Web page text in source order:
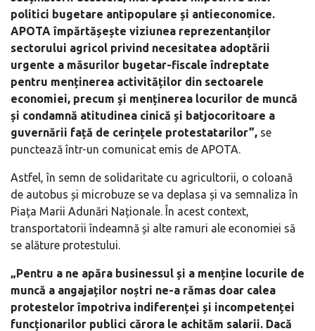
politici bugetare antipopulare și antieconomice.
APOTA împărtășește viziunea reprezentanților
sectorului agricol privind necesitatea adoptării
urgente a măsurilor bugetar-fiscale îndreptate
pentru menținerea activităților din sectoarele
economiei, precum și menținerea locurilor de muncă
și condamnă atitudinea cinică și batjocoritoare a
guvernării față de cerințele protestatarilor”, se
punctează într-un comunicat emis de APOTA.
Astfel, în semn de solidaritate cu agricultorii, o coloană
de autobus și microbuze se va deplasa și va semnaliza în
Piața Marii Adunări Naționale. În acest context,
transportatorii îndeamnă și alte ramuri ale economiei să
se alăture protestului.
„Pentru a ne apăra businessul și a menține locurile de
muncă a angajaților noștri ne-a rămas doar calea
protestelor împotriva indiferenței și incompetenței
funcționarilor publici cărora le achităm salarii. Dacă